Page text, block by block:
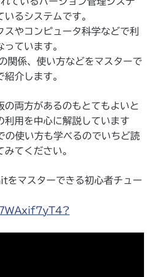
るシステムです。
スやコンピュータ科学などで利
ています。
係、使い方などをマスターで
介します。
の両方があるのもとてもよいと
用を中心に解説しています
使い方も学べるのでいちど読
てください。
をマスターできる初心者チュー